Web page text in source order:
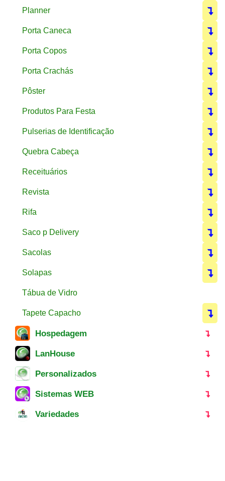
Planner
Porta Caneca
Porta Copos
Porta Crachás
Pôster
Produtos Para Festa
Pulserias de Identificação
Quebra Cabeça
Receituários
Revista
Rifa
Saco p Delivery
Sacolas
Solapas
Tábua de Vidro
Tapete Capacho
Hospedagem
LanHouse
Personalizados
Sistemas WEB
Variedades